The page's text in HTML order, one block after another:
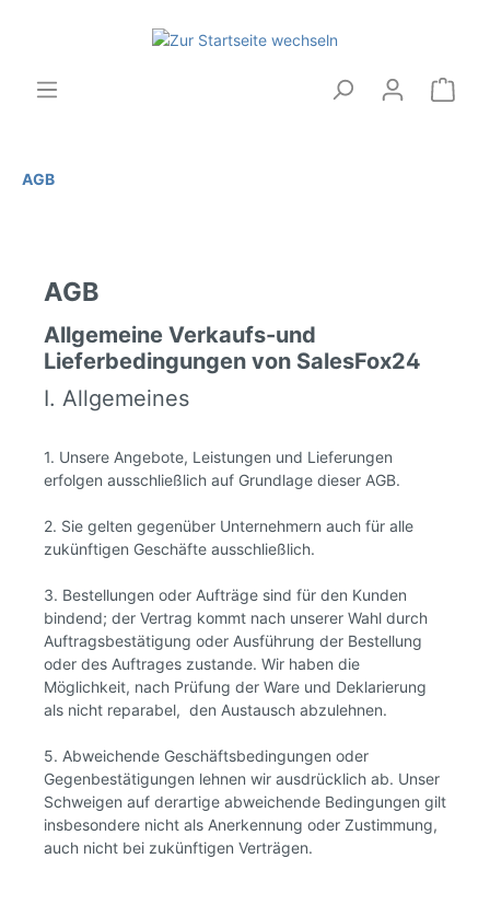
AGB
AGB
Allgemeine Verkaufs-und
Lieferbedingungen von SalesFox24
I. Allgemeines
1. Unsere Angebote, Leistungen und Lieferungen
erfolgen ausschließlich auf Grundlage dieser AGB.
2. Sie gelten gegenüber Unternehmern auch für alle
zukünftigen Geschäfte ausschließlich.
3. Bestellungen oder Aufträge sind für den Kunden
bindend; der Vertrag kommt nach unserer Wahl durch
Auftragsbestätigung oder Ausführung der Bestellung
oder des Auftrages zustande. Wir haben die
Möglichkeit, nach Prüfung der Ware und Deklarierung
als nicht reparabel, den Austausch abzulehnen.
5. Abweichende Geschäftsbedingungen oder
Gegenbestätigungen lehnen wir ausdrücklich ab. Unser
Schweigen auf derartige abweichende Bedingungen gilt
insbesondere nicht als Anerkennung oder Zustimmung,
auch nicht bei zukünftigen Verträgen.